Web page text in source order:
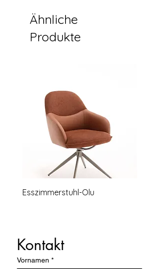
Ähnliche
Produkte
Esszimmerstuhl-Olu
Kontakt
Vornamen *